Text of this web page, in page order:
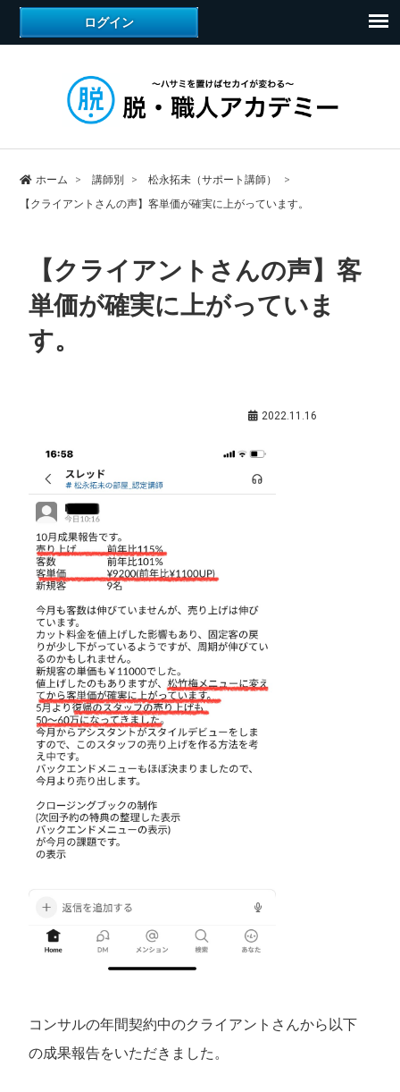
ホーム 講師別
松永拓未（サポート講師）
【クライアントさんの声】客単価が確実に上がっています。
【クライアントさんの声】客
単価が確実に上がっていま
す。
2022.11.16
コンサルの年間契約中のクライアントさんから以下
の成果報告をいただきました。